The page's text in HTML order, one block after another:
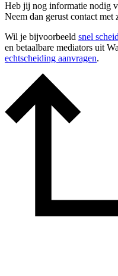
Heb jij nog informatie nodig
Neem dan gerust contact met
Wil je bijvoorbeeld snel
en betaalbare mediators uit
echtscheiding aanvragen.